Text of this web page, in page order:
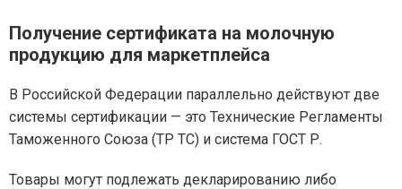
Получение сертификата на молочную
продукцию для маркетплейса
В Российской Федерации параллельно действуют две
системы сертификации — это Технические Регламенты
Таможенного Союза (ТР ТС) и система ГОСТ Р.
Товары могут подлежать декларированию либо